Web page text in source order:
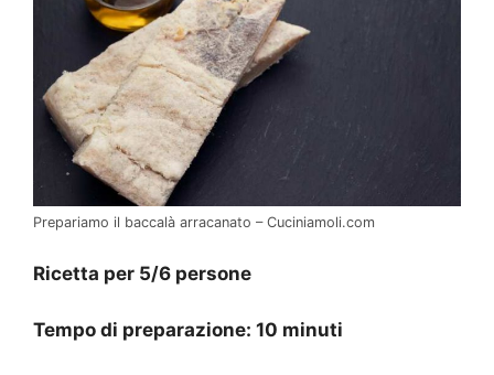
Prepariamo il baccalà arracanato – Cuciniamoli.com
Ricetta per 5/6 persone
Tempo di preparazione: 10 minuti